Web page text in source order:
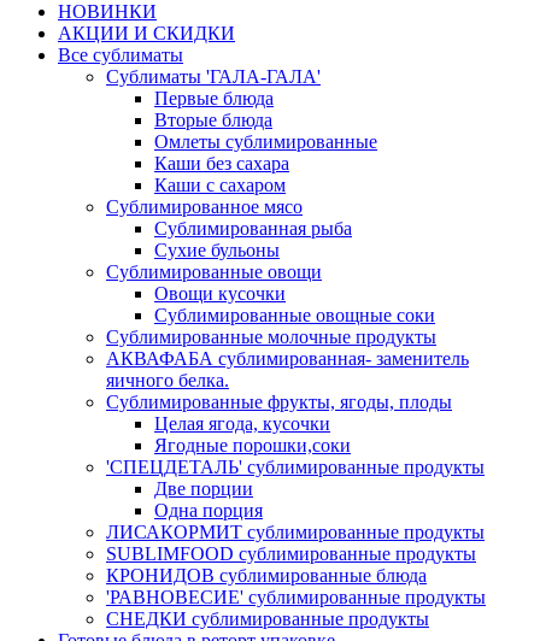
НОВИНКИ
АКЦИИ И СКИДКИ
Все сублиматы
Сублиматы 'ГАЛА-ГАЛА'
Первые блюда
Вторые блюда
Омлеты сублимированные
Каши без сахара
Каши с сахаром
Сублимированное мясо
Сублимированная рыба
Сухие бульоны
Сублимированные овощи
Овощи кусочки
Сублимированные овощные соки
Сублимированные молочные продукты
АКВАФАБА сублимированная- заменитель
яичного белка.
Сублимированные фрукты, ягоды, плоды
Целая ягода, кусочки
Ягодные порошки,соки
'СПЕЦДЕТАЛЬ' сублимированные продукты
Две порции
Одна порция
ЛИСАКОРМИТ сублимированные продукты
SUBLIMFOOD сублимированные продукты
КРОНИДОВ сублимированные блюда
'РАВНОВЕСИЕ' сублимированные продукты
СНЕДКИ сублимированные продукты